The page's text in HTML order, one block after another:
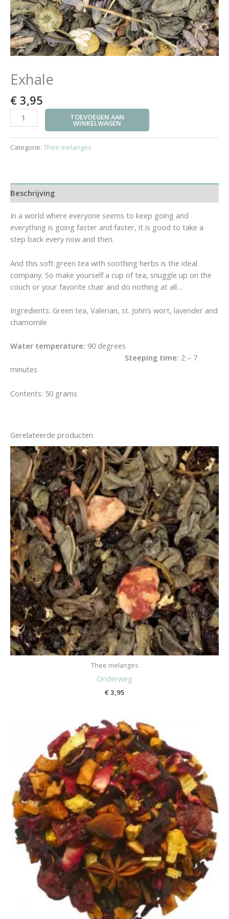
Exhale
€ 3,95
TOEVOEGEN AAN
WINKELWAGEN
Categorie: Thee melanges
Beschrijving
In a world where everyone seems to keep going and
everything is going faster and faster, it is good to take a
step back every now and then.
And this soft green tea with soothing herbs is the ideal
company. So make yourself a cup of tea, snuggle up on the
couch or your favorite chair and do nothing at all…
Ingredients: Green tea, Valerian, st. John’s wort, lavender and
chamomile
Water temperature: 90 degrees
Steeping time: 2 – 7
minutes
Contents: 50 grams
Gerelateerde producten
Thee melanges
Onderweg
€ 3,95